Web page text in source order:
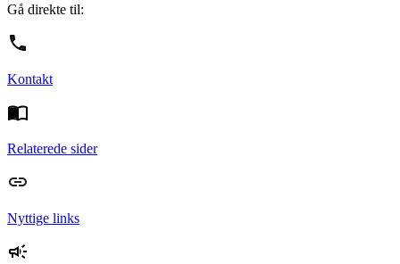
Gå direkte til:
Kontakt
Relaterede sider
Nyttige links